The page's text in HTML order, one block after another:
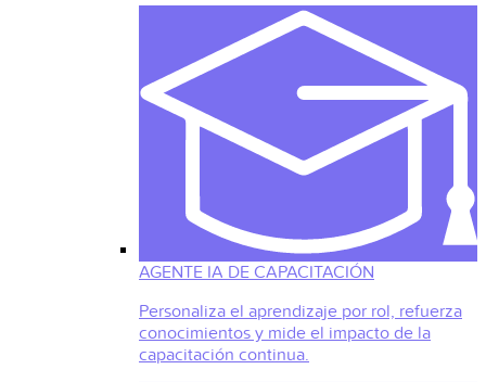
AGENTE IA DE CAPACITACIÓN
Personaliza el aprendizaje por rol, refuerza
conocimientos y mide el impacto de la
capacitación continua.